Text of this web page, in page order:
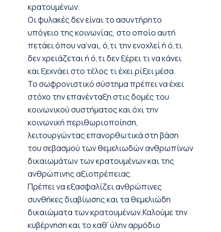
κρατουμένων.
Οι φυλακές δεν είναι το ασυντήρητο
υπόγειο της κοινωνίας, στο οποίο αυτή
πετάει όπου να’ναι, ό,τι την ενοχλεί ή ό,τι
δεν χρειάζεται ή ό,τι δεν ξέρει τι να κάνει
και ξεχνάει στο τέλος τι έχει ρίξει μέσα.
Το σωφρονιστικό σύστημα πρέπει να έχει
στόχο την επανένταξη στις δομές του
κοινωνικού συστήματος και όχι την
κοινωνική περιθωριοποίηση,
λειτουργώντας επανορθωτικά στη βάση
του σεβασμού των θεμελιωδών ανθρωπίνων
δικαιωμάτων των κρατουμένων και της
ανθρώπινης αξιοπρέπειας.
Πρέπει να εξασφαλίζει ανθρώπινες
συνθήκες διαβίωσης και τα θεμελιώδη
δικαιώματα των κρατουμένων.Καλούμε την
κυβέρνηση και το καθ’ ύλην αρμόδιο